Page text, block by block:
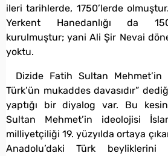
ileri tarihlerde, 1750’lerde
Yerkent Hanedanlığı da
kurulmuştur; yani Ali Şir Nevai
yoktu.
Dizide Fatih Sultan Mehmet’in
Türk’ün mukaddes davasıdır”
yaptığı bir diyalog var. Bu
Sultan Mehmet’in ideolojisi
milliyetçiliği 19. yüzyılda ortaya
Anadolu’daki Türk beyliklerini